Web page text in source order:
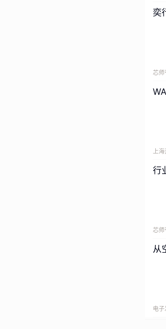
奕
芯师
上
行
芯师
从
电子